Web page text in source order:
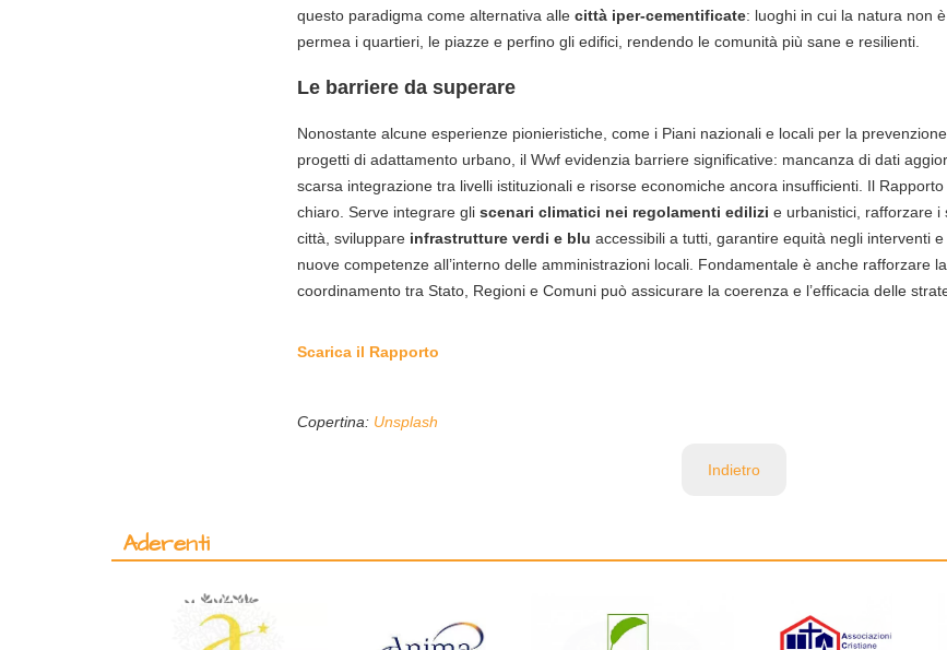
questo paradigma come alternativa alle città iper-cementificate: luoghi in cui la natura non
permea i quartieri, le piazze e perfino gli edifici, rendendo le comunità più sane e resilienti.
Le barriere da superare
Nonostante alcune esperienze pionieristiche, come i Piani nazionali e locali per la
progetti di adattamento urbano, il Wwf evidenzia barriere significative: mancanza di dati
scarsa integrazione tra livelli istituzionali e risorse economiche ancora insufficienti. Il
chiaro. Serve integrare gli scenari climatici nei regolamenti edilizi e urbanistici, rafforzare i
città, sviluppare infrastrutture verdi e blu accessibili a tutti, garantire equità negli interventi
nuove competenze all’interno delle amministrazioni locali. Fondamentale è anche rafforzare
coordinamento tra Stato, Regioni e Comuni può assicurare la coerenza e l’efficacia delle
Scarica il Rapporto
Copertina: Unsplash
Indietro
Aderenti